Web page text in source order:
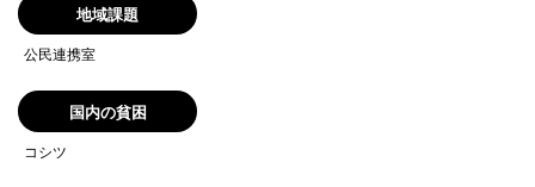
地域課題
公民連携室
国内の貧困
コシツ